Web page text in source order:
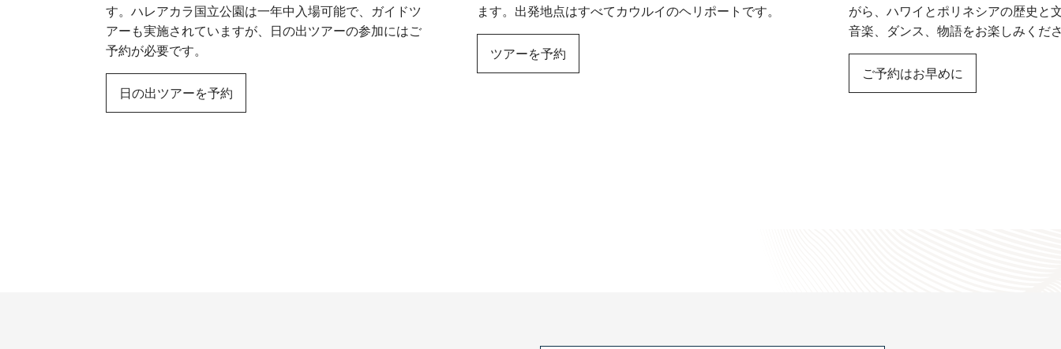
す。ハレアカラ国立公園は一年中入場可能で、ガイドツ
アーも実施されていますが、日の出ツアーの参加にはご
予約が必要です。
日の出ツアーを予約
ます。出発地点はすべてカウルイのヘリポートです。
ツアーを予約
がら、ハワイとポリネシアの歴史と
音楽、ダンス、物語をお楽しみくだ
ご予約はお早めに